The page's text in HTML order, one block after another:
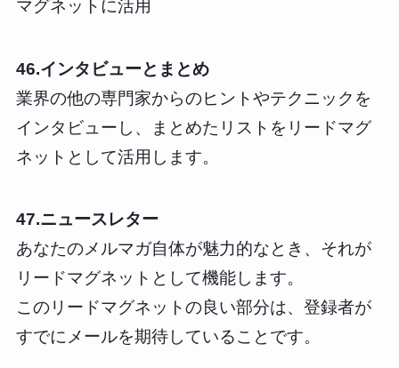
マグネットに活用
46.インタビューとまとめ
業界の他の専門家からのヒントやテクニックを
インタビューし、まとめたリストをリードマグ
ネットとして活用します。
47.ニュースレター
あなたのメルマガ自体が魅力的なとき、それが
リードマグネットとして機能します。
このリードマグネットの良い部分は、登録者が
すでにメールを期待していることです。